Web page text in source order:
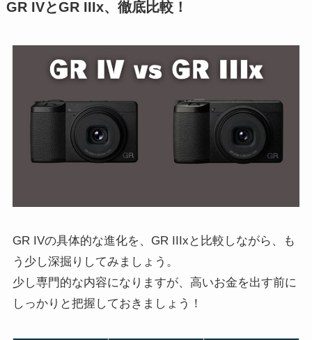
GR IVとGR IIIx、徹底比較！
GR IVの具体的な進化を、GR IIIxと比較しながら、も
う少し深掘りしてみましょう。
少し専門的な内容になりますが、高いお金を出す前に
しっかりと把握しておきましょう！